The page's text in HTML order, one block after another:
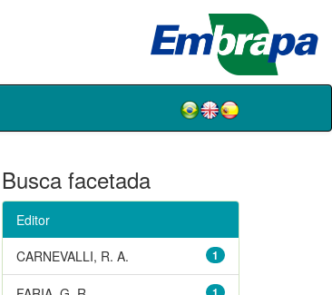
Busca facetada
Editor
1
CARNEVALLI, R. A.